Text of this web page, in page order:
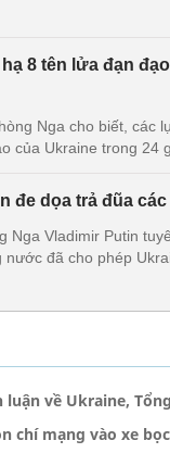
hạ 8 tên lửa đạn
Nga cho biết, các
của Ukraine trong 24
đe dọa trả đũa
Nga Vladimir Putin
nước đã cho phép
về Ukraine,
chí mạng vào xe